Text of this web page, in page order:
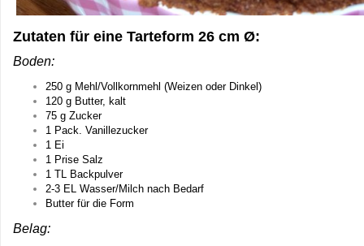
Zutaten für eine Tarteform 26 cm Ø:
Boden:
250 g Mehl/Vollkornmehl (Weizen oder Dinkel)
120 g Butter, kalt
75 g Zucker
1 Pack. Vanillezucker
1 Ei
1 Prise Salz
1 TL Backpulver
2-3 EL Wasser/Milch nach Bedarf
Butter für die Form
Belag: